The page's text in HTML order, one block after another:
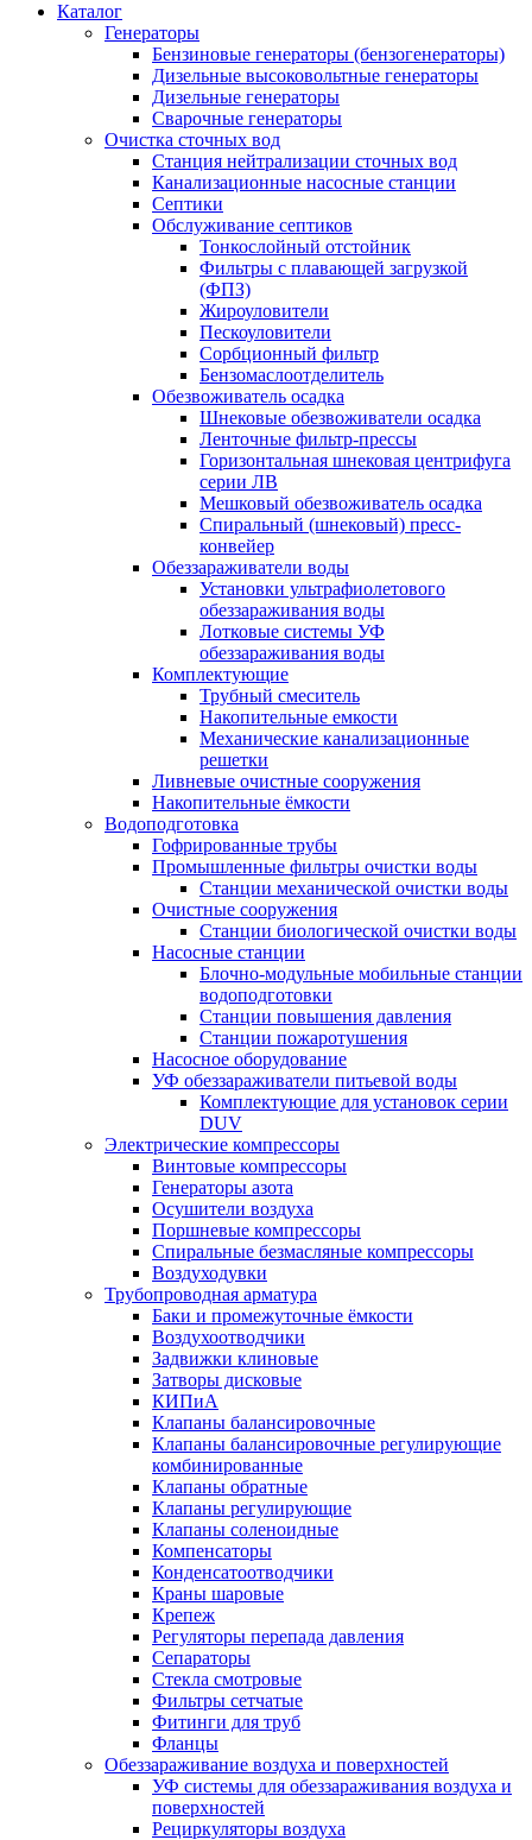
Каталог
Генераторы
Бензиновые генераторы (бензогенераторы)
Дизельные высоковольтные генераторы
Дизельные генераторы
Сварочные генераторы
Очистка сточных вод
Станция нейтрализации сточных вод
Канализационные насосные станции
Септики
Обслуживание септиков
Тонкослойный отстойник
Фильтры с плавающей загрузкой
(ФПЗ)
Жироуловители
Пескоуловители
Сорбционный фильтр
Бензомаслоотделитель
Обезвоживатель осадка
Шнековые обезвоживатели осадка
Ленточные фильтр-прессы
Горизонтальная шнековая центрифуга
серии ЛВ
Мешковый обезвоживатель осадка
Спиральный (шнековый) пресс-
конвейер
Обеззараживатели воды
Установки ультрафиолетового
обеззараживания воды
Лотковые системы УФ
обеззараживания воды
Комплектующие
Трубный смеситель
Накопительные емкости
Механические канализационные
решетки
Ливневые очистные сооружения
Накопительные ёмкости
Водоподготовка
Гофрированные трубы
Промышленные фильтры очистки воды
Станции механической очистки воды
Очистные сооружения
Станции биологической очистки воды
Насосные станции
Блочно-модульные мобильные станции
водоподготовки
Станции повышения давления
Станции пожаротушения
Насосное оборудование
УФ обеззараживатели питьевой воды
Комплектующие для установок серии
DUV
Электрические компрессоры
Винтовые компрессоры
Генераторы азота
Осушители воздуха
Поршневые компрессоры
Спиральные безмасляные компрессоры
Воздуходувки
Трубопроводная арматура
Баки и промежуточные ёмкости
Воздухоотводчики
Задвижки клиновые
Затворы дисковые
КИПиА
Клапаны балансировочные
Клапаны балансировочные регулирующие
комбинированные
Клапаны обратные
Клапаны регулирующие
Клапаны соленоидные
Компенсаторы
Конденсатоотводчики
Краны шаровые
Крепеж
Регуляторы перепада давления
Сепараторы
Стекла смотровые
Фильтры сетчатые
Фитинги для труб
Фланцы
Обеззараживание воздуха и поверхностей
УФ системы для обеззараживания воздуха и
поверхностей
Рециркуляторы воздуха